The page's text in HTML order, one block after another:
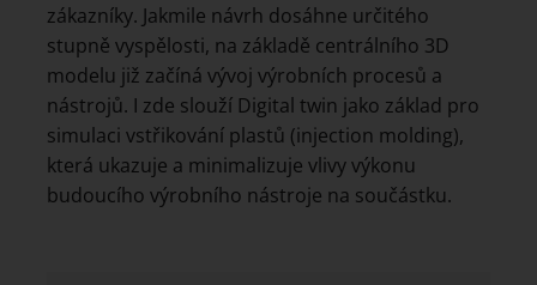
zákazníky. Jakmile návrh dosáhne určitého
stupně vyspělosti, na základě centrálního 3D
modelu již začíná vývoj výrobních procesů a
nástrojů. I zde slouží Digital twin jako základ pro
simulaci vstřikování plastů (injection molding),
která ukazuje a minimalizuje vlivy výkonu
budoucího výrobního nástroje na součástku.